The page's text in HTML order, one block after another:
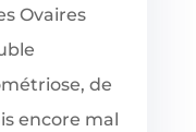
Ovaires
de
encore mal